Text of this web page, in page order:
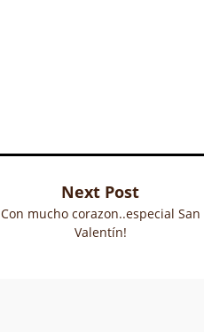
Next Post
Con mucho corazon..especial San
Valentín!